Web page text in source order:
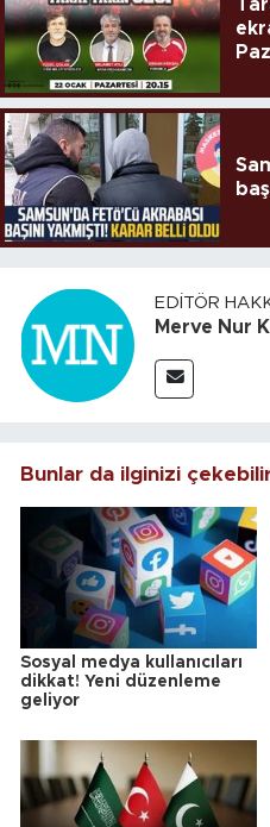
EDITÖR
Merve Nur
Bunlar da ilginizi
Sosyal medya kullanıcıları
dikkat! Yeni düzenleme
geliyor